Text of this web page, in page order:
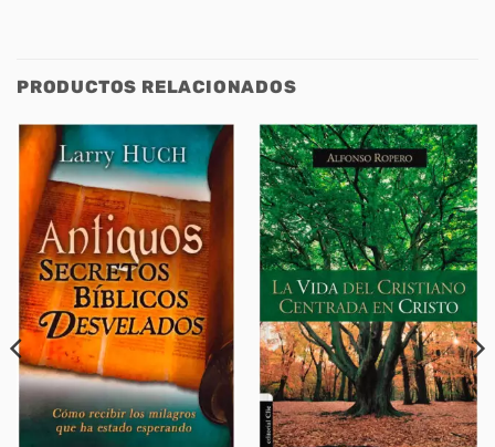
PRODUCTOS RELACIONADOS